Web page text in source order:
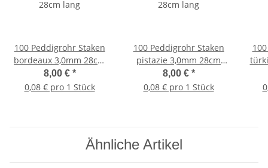
100 Peddigrohr Staken
bordeaux 3,0mm 28cm
lang
8,00 € *
0,08 € pro 1 Stück
100 Peddigrohr Staken
pistazie 3,0mm 28cm
lang
8,00 € *
0,08 € pro 1 Stück
Ähnliche Artikel